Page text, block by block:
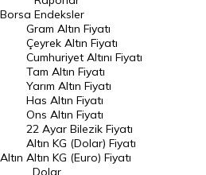
Dünya Borsaları
Raporlar
Endeksler
DÖVİZ
Döviz Kuru
Dolar Kuru
Euro Kuru
Borsa Endeksler
Altın
Gram Altın Fiyatı
Çeyrek Altın Fiyatı
Cumhuriyet Altını Fiyatı
Tam Altın Fiyatı
Yarım Altın Fiyatı
Has Altın Fiyatı
Ons Altın Fiyatı
22 Ayar Bilezik Fiyatı
Altın KG (Dolar) Fiyatı
Altın KG (Euro) Fiyatı
Dolar